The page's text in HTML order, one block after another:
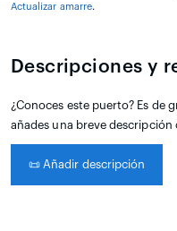
Actualizar amarre.
Descripciones y
¿Conoces este puerto? Es de
añades una breve descripción
📜 Añadir descripción